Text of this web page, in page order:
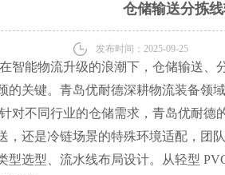
仓储输送分拣
发布时间：2025-09-25
智能物流升级的浪潮下，仓储输送、
的关键。青岛优耐德深耕物流装备领
对不同行业的仓储需求，青岛优耐德
，还是冷链场景的特殊环境适配，团
型选型、流水线布局设计。
从轻型